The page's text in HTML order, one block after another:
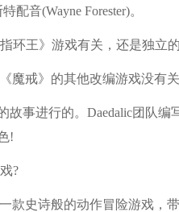
音(Wayne Forester)。
王》游戏有关，还是独立
戒》的其他改编游戏没有关
事进行的。Daedalic团队编
!
?
史诗般的动作冒险游戏，带